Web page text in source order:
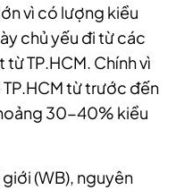
vì có lượng kiều
chủ yếu đi từ các
TP.HCM. Chính vì
từ trước đến
30-40% kiều
(WB), nguyên